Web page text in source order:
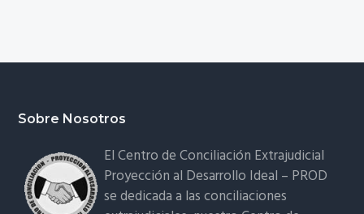
Footer
Sobre Nosotros
El Centro deConciliación Extrajudicial ​
Proyección al Desarrollo Ideal – PROD
se dedicada a las conciliaciones